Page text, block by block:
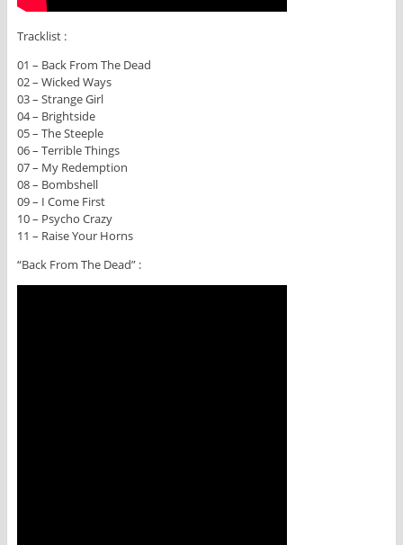
Tracklist :
01 – Back From The Dead
02 – Wicked Ways
03 – Strange Girl
04 – Brightside
05 – The Steeple
06 – Terrible Things
07 – My Redemption
08 – Bombshell
09 – I Come First
10 – Psycho Crazy
11 – Raise Your Horns
“Back From The Dead” :